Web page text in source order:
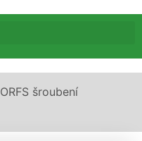
ORFS šroubení